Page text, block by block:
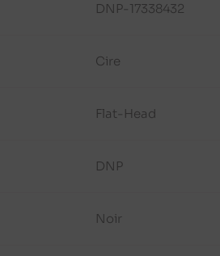
DNP-17338432
Cire
Flat-Head
DNP
Noir